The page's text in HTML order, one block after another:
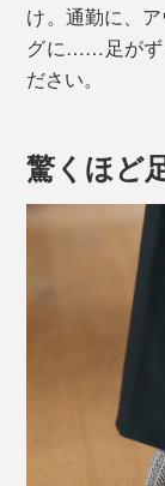
け。通勤に、
グに……足がず
ださい。
驚くほど